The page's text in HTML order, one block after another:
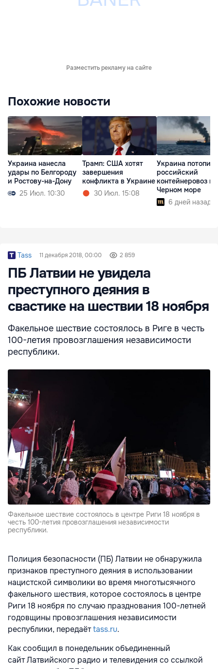
Разместить рекламу на сайте
Похожие новости
Украина нанесла
удары по Белгороду
и Ростову-на-Дону
25 Июл. 10:30
Трамп: США хотят
завершения
конфликта в Украине
30 Июл. 15:08
Украина потопила
российский
контейнеровоз в
Черном море
6 дней назад
Tass 11 декабря 2018, 00:00 2 859
ПБ Латвии не увидела
преступного деяния в
свастике на шествии 18 ноября
Факельное шествие состоялось в Риге в честь
100-летия провозглашения независимости
республики.
Факельное шествие состоялось в центре Риги 18 ноября в
честь 100-летия провозглашения независимости
республики.
Полиция безопасности (ПБ) Латвии не обнаружила
признаков преступного деяния в использовании
нацистской символики во время многотысячного
факельного шествия, которое состоялось в центре
Риги 18 ноября по случаю празднования 100-летней
годовщины провозглашения независимости
республики, передаётtass.ru.
Как сообщил в понедельник объединенный
сайтЛатвийского радио и телевидения со ссылкой